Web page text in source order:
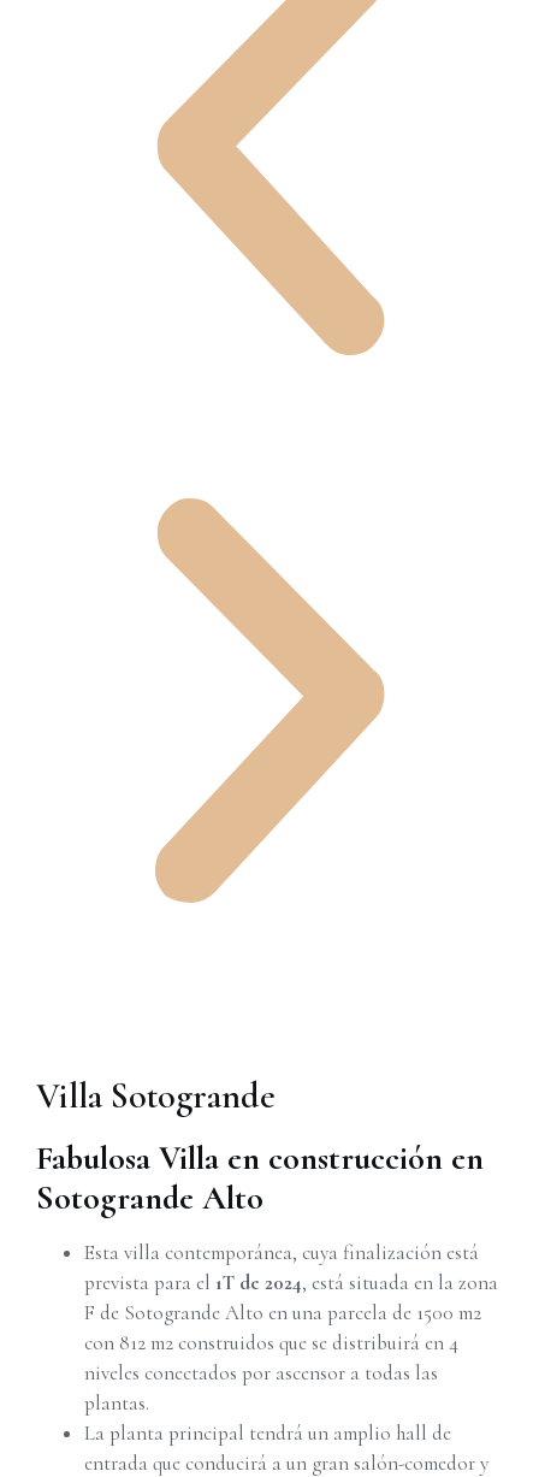
Villa Sotogrande
Fabulosa Villa en construcción en
Sotogrande Alto
Esta villa contemporánea, cuya finalización está
prevista para el 1T de 2024, está situada en la zona
F de Sotogrande Alto en una parcela de 1500 m2
con 812 m2 construidos que se distribuirá en 4
niveles conectados por ascensor a todas las
plantas.
La planta principal tendrá un amplio hall de
entrada que conducirá a un gran salón-comedor y